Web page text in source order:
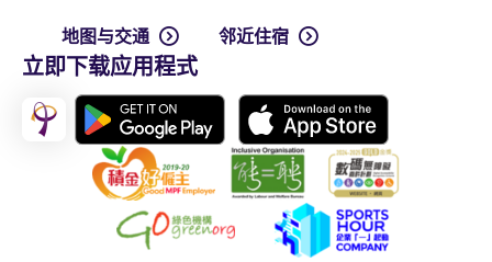
地图与交通 邻近住宿
立即下载应用程式